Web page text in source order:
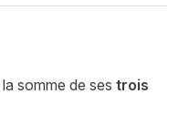
somme de ses trois